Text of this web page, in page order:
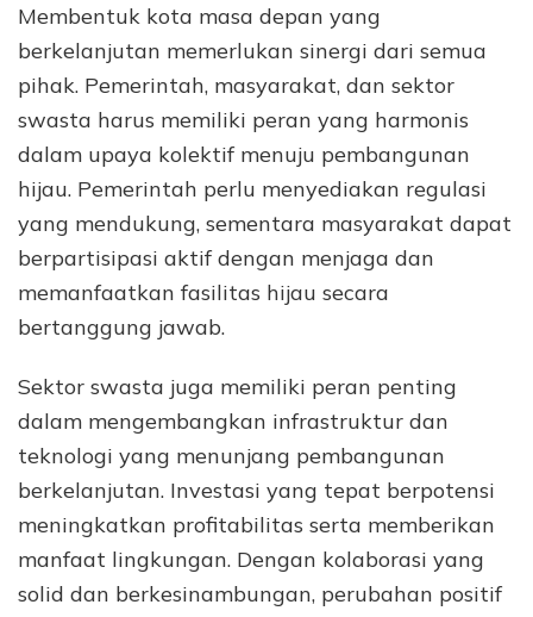
Membentuk kota masa depan yang
berkelanjutan memerlukan sinergi dari semua
pihak. Pemerintah, masyarakat, dan sektor
swasta harus memiliki peran yang harmonis
dalam upaya kolektif menuju pembangunan
hijau. Pemerintah perlu menyediakan regulasi
yang mendukung, sementara masyarakat dapat
berpartisipasi aktif dengan menjaga dan
memanfaatkan fasilitas hijau secara
bertanggung jawab.
Sektor swasta juga memiliki peran penting
dalam mengembangkan infrastruktur dan
teknologi yang menunjang pembangunan
berkelanjutan. Investasi yang tepat berpotensi
meningkatkan profitabilitas serta memberikan
manfaat lingkungan. Dengan kolaborasi yang
solid dan berkesinambungan, perubahan positif